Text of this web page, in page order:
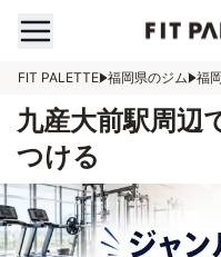
FIT PALETTE 福岡県のジム 福
九産大前駅周辺
つける